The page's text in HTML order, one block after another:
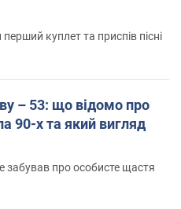
куплет та приспів пісні
– 53: що відомо про
90-х та який вигляд
забував про особисте щастя